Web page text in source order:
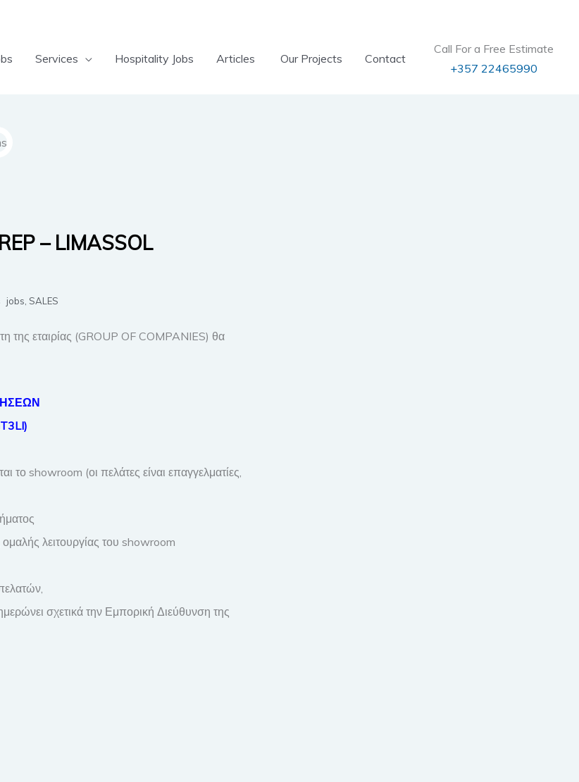
Services Hospitality Jobs Articles Our Projects Contact
Call For a Free Estimate
+357 22465990
– LIMASSOL
jobs SALES
εταιρίας (GROUP OF COMPANIES) θα
το showroom (οι πελάτες είναι επαγγελματίες,
λειτουργίας του showroom
σχετικά την Εμπορική Διεύθυνση της